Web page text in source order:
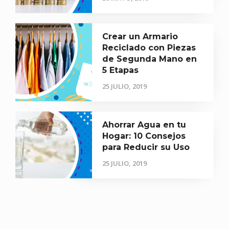
Crear un Armario
Reciclado con Piezas
de Segunda Mano en
5 Etapas
25 JULIO, 2019
Ahorrar Agua en tu
Hogar: 10 Consejos
para Reducir su Uso
25 JULIO, 2019